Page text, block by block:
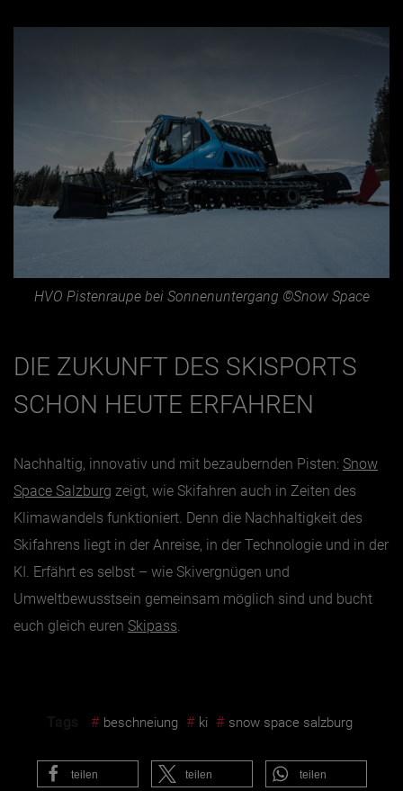
HVO Pistenraupe bei Sonnenuntergang ©Snow Space
DIE ZUKUNFT DES SKISPORTS
SCHON HEUTE ERFAHREN
Nachhaltig, innovativ und mit bezaubernden Pisten: Snow
Space Salzburg zeigt, wie Skifahren auch in Zeiten des
Klimawandels funktioniert. Denn die Nachhaltigkeit des
Skifahrens liegt in der Anreise, in der Technologie und in der
KI. Erfährt es selbst – wie Skivergnügen und
Umweltbewusstsein gemeinsam möglich sind und bucht
euch gleich euren Skipass
# beschneiung # ki # snow space salzburg
teilen teilen teilen